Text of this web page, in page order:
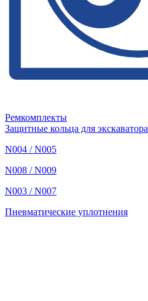
Ремкомплекты
Защитные кольца для экскаватора
N004 / N005
N008 / N009
N003 / N007
Пневматические уплотнения